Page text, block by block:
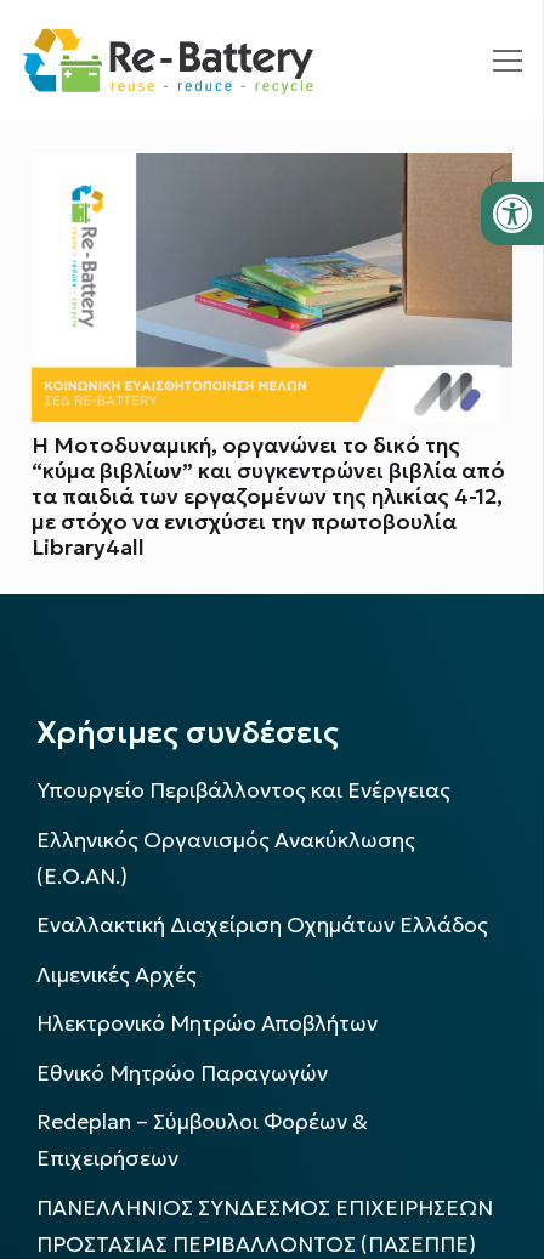
Η Μοτοδυναμική, οργανώνει το δικό της
“κύμα βιβλίων” και συγκεντρώνει βιβλία από
τα παιδιά των εργαζομένων της ηλικίας 4-12,
με στόχο να ενισχύσει την πρωτοβουλία
Library4all
Χρήσιμες συνδέσεις
Υπουργείο Περιβάλλοντος και Ενέργειας
Ελληνικός Οργανισμός Ανακύκλωσης
(Ε.Ο.ΑΝ.)
Εναλλακτική Διαχείριση Οχημάτων Ελλάδος
Λιμενικές Αρχές
Ηλεκτρονικό Μητρώο Αποβλήτων
Εθνικό Μητρώο Παραγωγών
Redeplan – Σύμβουλοι Φορέων &
Επιχειρήσεων
ΠΑΝΕΛΛΗΝΙΟΣ ΣΥΝΔΕΣΜΟΣ ΕΠΙΧΕΙΡΗΣΕΩΝ
ΠΡΟΣΤΑΣΙΑΣ ΠΕΡΙΒΑΛΛΟΝΤΟΣ (ΠΑΣΕΠΠΕ)